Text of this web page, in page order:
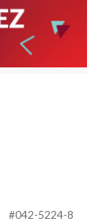
#042-5224-8